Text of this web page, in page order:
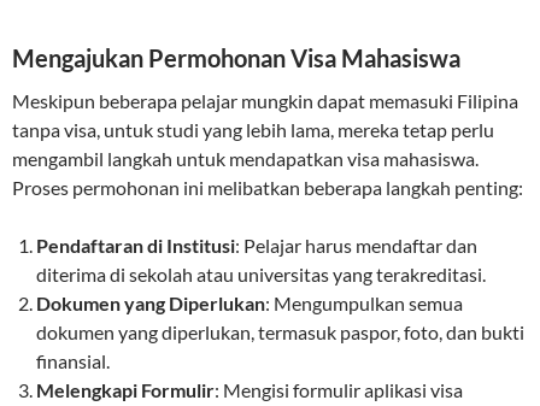
Mengajukan Permohonan Visa Mahasiswa
Meskipun beberapa pelajar mungkin dapat memasuki Filipina
tanpa visa, untuk studi yang lebih lama, mereka tetap perlu
mengambil langkah untuk mendapatkan visa mahasiswa.
Proses permohonan ini melibatkan beberapa langkah penting:
Pendaftaran di Institusi: Pelajar harus mendaftar dan
diterima di sekolah atau universitas yang terakreditasi.
Dokumen yang Diperlukan: Mengumpulkan semua
dokumen yang diperlukan, termasuk paspor, foto, dan bukti
finansial.
Melengkapi Formulir: Mengisi formulir aplikasi visa